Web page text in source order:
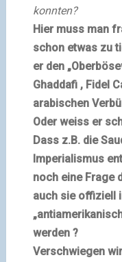
konnten?
Hier muss man
schon etwas zu
er den
Ghaddafi , Fidel
arabischen
Oder weiss er
Dass z.B. die
Imperialismus
noch eine Frage
auch sie offiziell
werden ?
Verschwiegen